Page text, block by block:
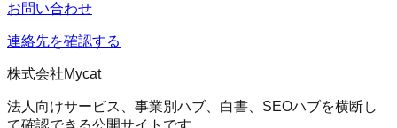
お問い合わせ
連絡先を確認する
株式会社Mycat
法人向けサービス、事業別ハブ、白書、SEOハブを横断し